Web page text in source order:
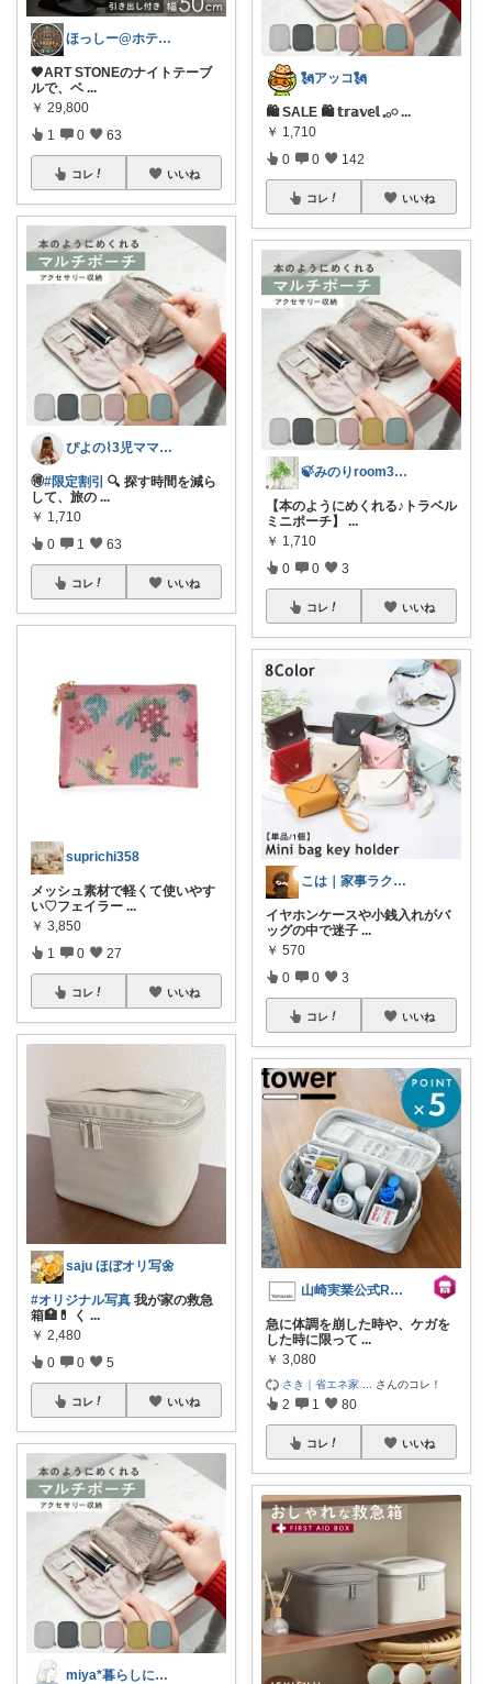
ほっしー@ホテルのような家を目指して
🖤ART STONEのナイトテーブ
ルで、ベ ...
￥ 29,800
1 0 63
コレ いいね
ぴよの⌇3児ママのゆる痩せ美容
🉐#限定割引 🔍 探す時間を減ら
して、旅の ...
￥ 1,710
0 1 63
コレ いいね
suprichi358
メッシュ素材で軽くて使いやす
い♡フェイラー ...
￥ 3,850
1 0 27
コレ いいね
saju ほぼオリ写🌼
#オリジナル写真 我が家の救急
箱🏥💊 く ...
￥ 2,480
0 0 5
コレ いいね
miya*暮らしに役立つ楽天セレクト
🗽アッコ🗽
🛍 SALE 🛍 𝕥𝕣𝕒𝕧𝕖𝕝 𓈒𓂂𓏸 ...
￥ 1,710
0 0 142
コレ いいね
🍃みのりroom303🍃
【本のようにめくれる♪トラベル
ミニポーチ】
...
￥ 1,710
0 0 3
コレ いいね
こは｜家事ラクと暮らしの趣味↗️楽天市場
イヤホンケースや小銭入れがバ
ッグの中で迷子 ...
￥ 570
0 0 3
コレ いいね
山崎実業公式ROOM
急に体調を崩した時や、ケガを
した時に限って ...
￥ 3,080
さき｜省エネ家 さんのコレ！
2 1 80
コレ いいね